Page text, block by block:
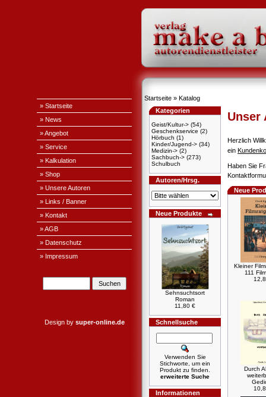
» Startseite
» News
» Angebot
» Service
» Kalkulation
» Shop
» Unsere Autoren
» Links / Banner
» Kontakt
» AGB
» Datenschutz
» Impressum
Design by super-online.de
Startseite » Katalog
Kategorien
Geist/Kultur-> (54)
Geschenkservice (2)
Hörbuch (1)
Kinder/Jugend-> (34)
Medizin-> (2)
Sachbuch-> (273)
Schulbuch
Autoren/Hrsg.
Neue Produkte
Sehnsuchtsort
Roman
11,80 €
Schnellsuche
Verwenden Sie
Stichworte, um ein
Produkt zu finden.
erweiterte Suche
Informationen
Unser
Herzlich
ein
Haben Sie
Neue
Kleiner
111
Durch